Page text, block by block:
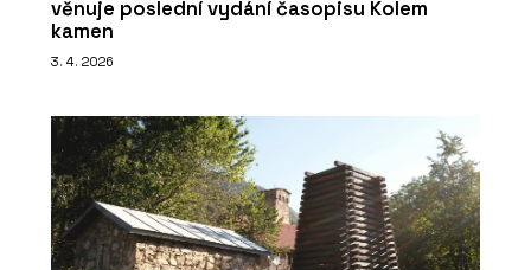
věnuje poslední vydání časopisu Kolem
kamen
3. 4. 2026